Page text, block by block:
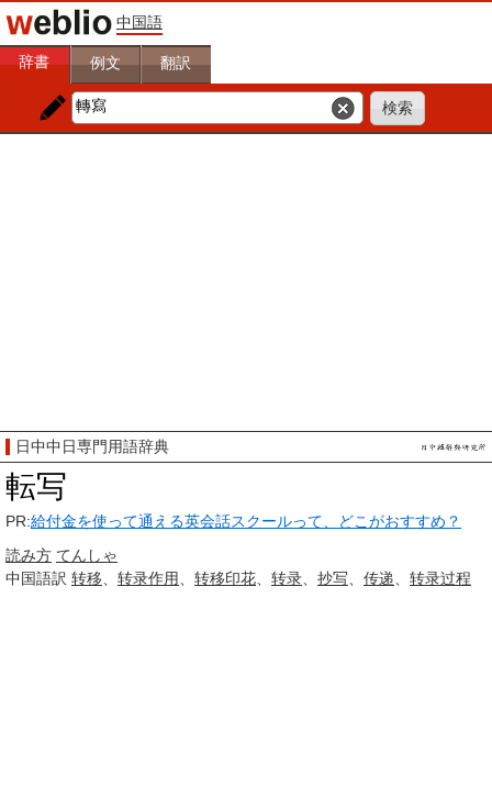
中国語
辞書 例文 翻訳
日中中日専門用語辞典
転写
PR:給付金を使って通える英会話スクールって、どこがおすすめ？
読み方 てんしゃ
中国語訳 转移 转录作用 转移印花 转录 抄写 传递 转录过程